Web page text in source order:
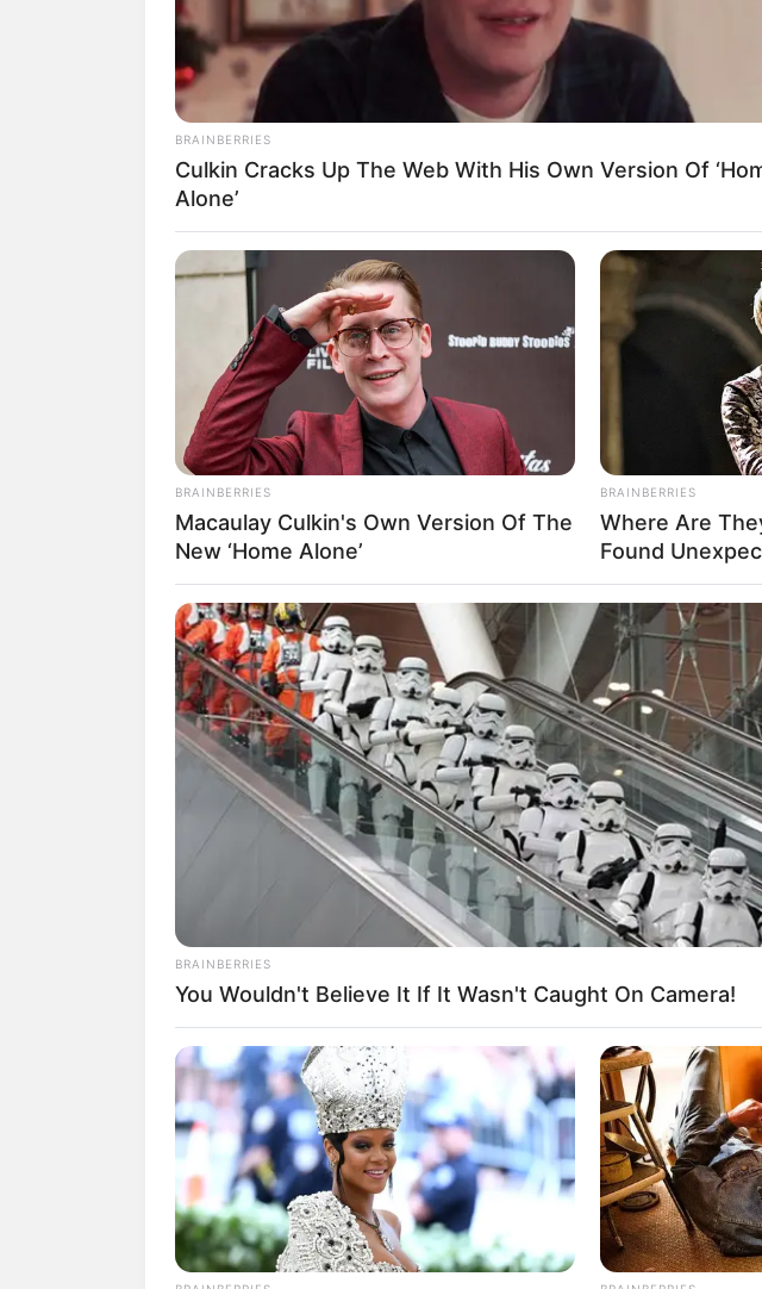
Vidi Aldiano
VOTE
Tanggal Lahir:
29 Maret1990
Tempat Lahir:
Jakarta Indonesia
Meninggal Umur:
35 Tahun
SHARE TWEET SHARE WHATSAPP TELEGRAM
Vidi Aldiano adalah seorang penyanyi, penulis lagu, pembawa acara
berasal dari Jakarta, Indonesia.
Suami dariSheila Dara Aishaini dikenal dengan singlenya yang
Bening
danStatus Palsu.Selain itu, ia juga kerap menjadi juri di
seperti
indonesian Idol Junior (2016-2017).
Daftar isi
Karier
Sudah menjadi rahasia umum bahwa Vidi Aldiano ialah sosok
salah satu penyanyi solo pria tersukses di tanah air.
Sebelum tenar seperti saat ini, ia sudah mahir bermain piano sejak
BRAINBERRIES
Culkin Cracks Up The Web With His Own Version Of
Alone’
BRAINBERRIES
Macaulay Culkin's Own Version Of The
New ‘Home Alone’
BRAINBERRIES
Where Are
Found
BRAINBERRIES
You Wouldn't Believe It If It Wasn't Caught On Camera!